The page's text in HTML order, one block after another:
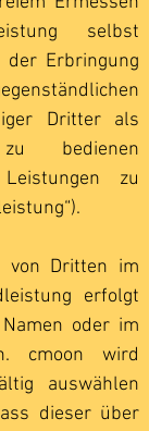
selbst
der Erbringung
Dritter als
zu bedienen
zu
von Dritten im
erfolgt
oder im
cmoon wird
auswählen
dieser über